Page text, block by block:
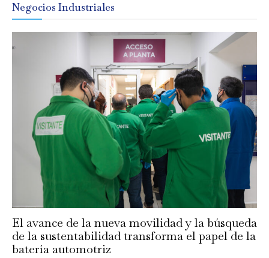
Negocios Industriales
El avance de la nueva movilidad y la búsqueda
de la sustentabilidad transforma el papel de la
batería automotriz